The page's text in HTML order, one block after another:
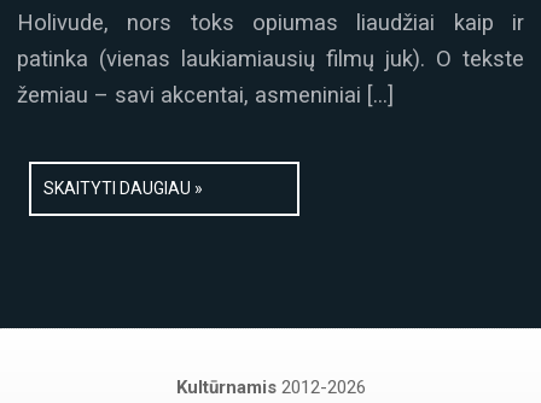
Holivude, nors toks opiumas liaudžiai kaip ir
patinka (vienas laukiamiausių filmų juk). O tekste
žemiau – savi akcentai, asmeniniai […]
SKAITYTI DAUGIAU »
Kultūrnamis 2012-2026